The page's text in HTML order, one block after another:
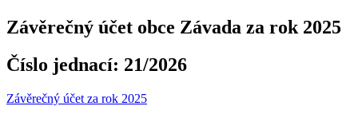
Závěrečný účet obce Závada za rok 2025
Číslo jednací: 21/2026
Závěrečný účet za rok 2025